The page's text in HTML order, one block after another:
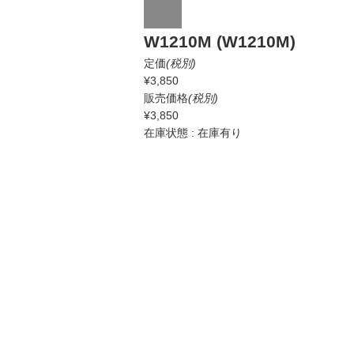
W1210M (W1210M)
定価(税別)
¥3,850
販売価格(税別)
¥3,850
在庫状態 : 在庫有り